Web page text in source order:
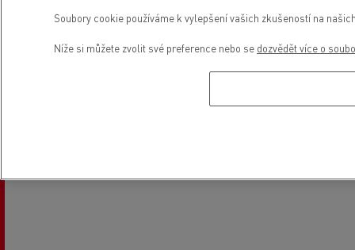
Soubory cookie používáme k vylepšení vašich zkušeností na
Níže si můžete zvolit své preference nebo se dozvědět více o